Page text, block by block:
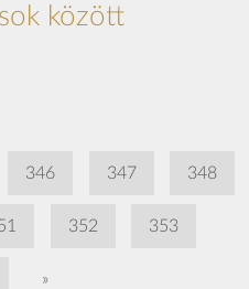
között
346 347 348
352 353
»